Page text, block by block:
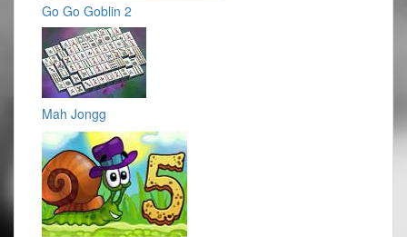
Go Go Goblin 2
Mah Jongg